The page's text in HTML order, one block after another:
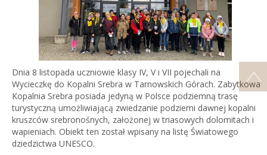
Dnia 8 listopada uczniowie klasy IV, V i VII pojechali na
Wycieczkę do Kopalni Srebra w Tarnowskich Górach. Zabytkowa
Kopalnia Srebra posiada jedyną w Polsce podziemną trasę
turystyczną umożliwiającą zwiedzanie podziemi dawnej kopalni
kruszców srebronośnych, założonej w triasowych dolomitach i
wapieniach. Obiekt ten został wpisany na listę Światowego
dziedzictwa UNESCO.